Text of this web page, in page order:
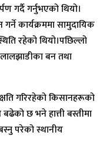
गर्दै गर्नुभएको थियो।
कार्यक्रममा सामुदायिक
रहेको थियो।पछिल्लो
लालझाडीका बन तथा
गरिरहेको किसानहरूको
छ भने हात्ती बस्तीमा
परेको स्थानीय